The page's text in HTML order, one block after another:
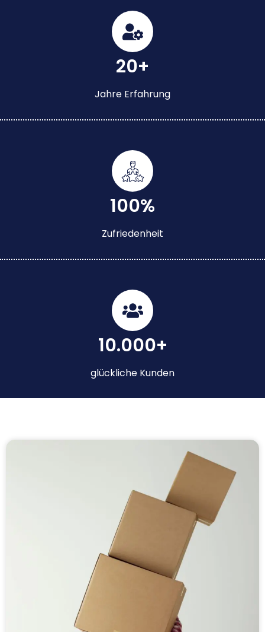
20+
Jahre Erfahrung
100%
Zufriedenheit
10.000+
glückliche Kunden